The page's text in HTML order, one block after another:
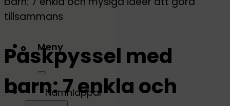
Meny
Namnlappar
tillsammans
Påskpyssel med
barn: 7 enkla och